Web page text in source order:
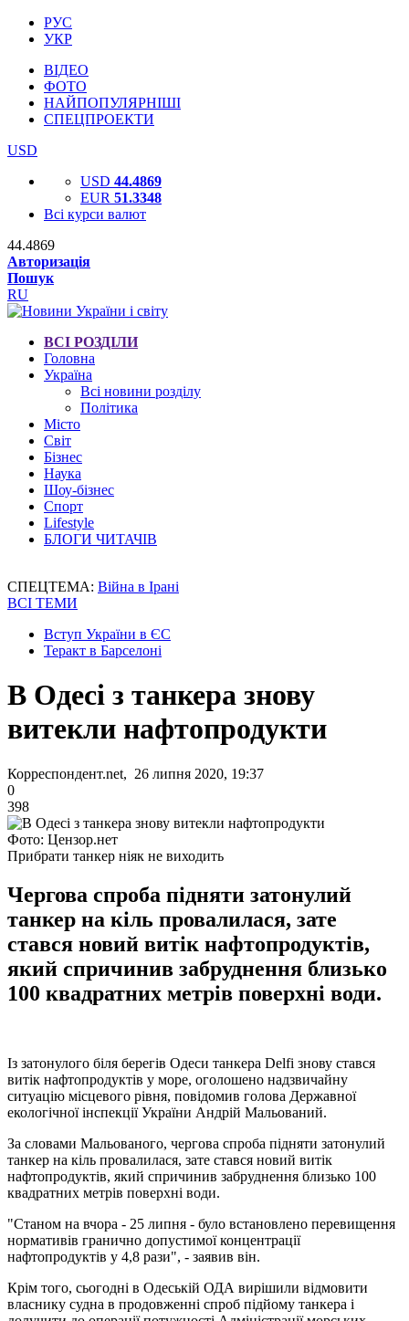
РУС
УКР
ВІДЕО
ФОТО
НАЙПОПУЛЯРНІШІ
СПЕЦПРОЕКТИ
USD
USD 44.4869
EUR 51.3348
Всі курси валют
44.4869
Авторизація
Пошук
RU
ВСІ РОЗДІЛИ
Головна
Україна
Всі новини розділу
Політика
Місто
Світ
Бізнес
Наука
Шоу-бізнес
Спорт
Lifestyle
БЛОГИ ЧИТАЧІВ
СПЕЦТЕМА: Війна в Ірані
ВСІ ТЕМИ
Вступ України в ЄС
Теракт в Барселоні
В Одесі з танкера знову
витекли нафтопродукти
Корреспондент.net, 26 липня 2020, 19:37
0
398
Фото: Цензор.нет
Прибрати танкер ніяк не виходить
Чергова спроба підняти затонулий
танкер на кіль провалилася, зате
стався новий витік нафтопродуктів,
який спричинив забруднення близько
100 квадратних метрів поверхні води.
Із затонулого біля берегів Одеси танкера Delfi знову стався
витік нафтопродуктів у море, оголошено надзвичайну
ситуацію місцевого рівня, повідомив голова Державної
екологічної інспекції України Андрій Мальований.
За словами Мальованого, чергова спроба підняти затонулий
танкер на кіль провалилася, зате стався новий витік
нафтопродуктів, який спричинив забруднення близько 100
квадратних метрів поверхні води.
"Станом на вчора - 25 липня - було встановлено перевищення
нормативів гранично допустимої концентрації
нафтопродуктів у 4,8 рази", - заявив він.
Крім того, сьогодні в Одеській ОДА вирішили відмовити
власнику судна в продовженні спроб підйому танкера і